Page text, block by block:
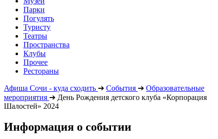
Парки
Погулять
Туристу
Театры
Пространства
Клубы
Прочее
Рестораны
Афиша Сочи - куда сходить ➔ События ➔ Образовательные
мероприятия ➔ День Рождения детского клуба «Корпорация
Шалостей» 2024
Информация о событии